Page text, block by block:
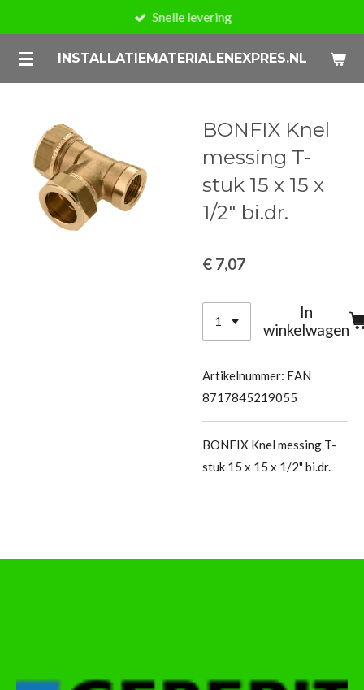
naar
de
INSTALLATIEMATERIALENEXPRES.NL
Snelle levering
BONFIX Knel
messing T-
stuk 15 x 15 x
1/2" bi.dr.
€ 7,07
In
winkelwagen
Artikelnummer: EAN
8717845219055
BONFIX Knel messing T-
stuk 15 x 15 x 1/2" bi.dr.